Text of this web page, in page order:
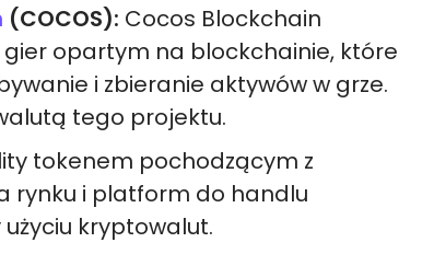
(COCOS): Cocos Blockchain
opartym na blockchainie, które
i zbieranie aktywów w grze.
tego projektu.
tokenem pochodzącym z
rynku i platform do handlu
kryptowalut.